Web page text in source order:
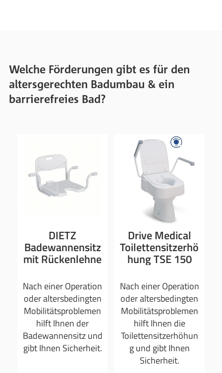
Welche Förderungen gibt es für den
altersgerechten Badumbau & ein
barrierefreies Bad?
DIETZ
Badewannensitz
mit Rückenlehne
Nach einer Operation
oder altersbedingten
Mobilitätsproblemen
hilft Ihnen der
Badewannensitz und
gibt Ihnen Sicherheit.
Drive Medical
Toilettensitzerhö
hung TSE 150
Nach einer Operation
oder altersbedingten
Mobilitätsproblemen
hilft Ihnen die
Toilettensitzerhöhun
g und gibt Ihnen
Sicherheit.